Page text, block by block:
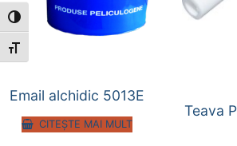
Toggle High Contrast
Toggle Font size
Email alchidic 5013E
CITEȘTE MAI MULT
Teava